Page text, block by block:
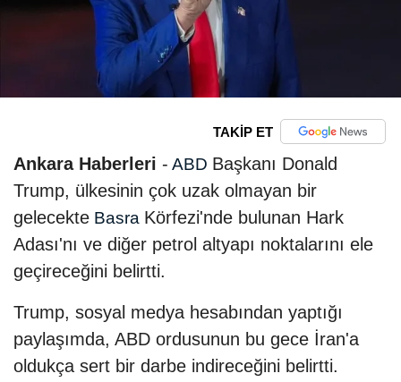
TAKİP ET
Ankara Haberleri - ABD Başkanı Donald
Trump, ülkesinin çok uzak olmayan bir
gelecekte Basra Körfezi'nde bulunan Hark
Adası'nı ve diğer petrol altyapı noktalarını ele
geçireceğini belirtti.
Trump, sosyal medya hesabından yaptığı
paylaşımda, ABD ordusunun bu gece İran'a
oldukça sert bir darbe indireceğini belirtti.